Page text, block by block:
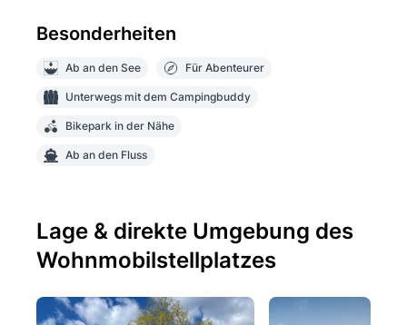
Besonderheiten
Ab an den See Für Abenteurer
Unterwegs mit dem Campingbuddy
Bikepark in der Nähe
Ab an den Fluss
Lage & direkte Umgebung des
Wohnmobilstellplatzes